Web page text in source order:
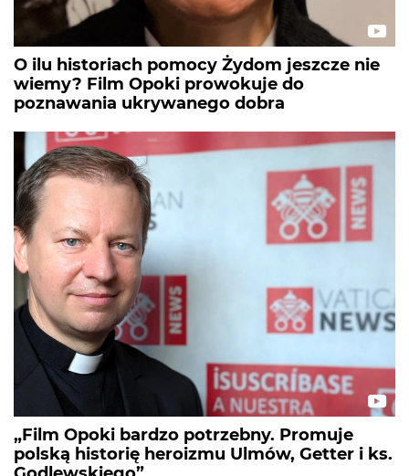
O ilu historiach pomocy Żydom jeszcze nie
wiemy? Film Opoki prowokuje do
poznawania ukrywanego dobra
„Film Opoki bardzo potrzebny. Promuje
polską historię heroizmu Ulmów, Getter i ks.